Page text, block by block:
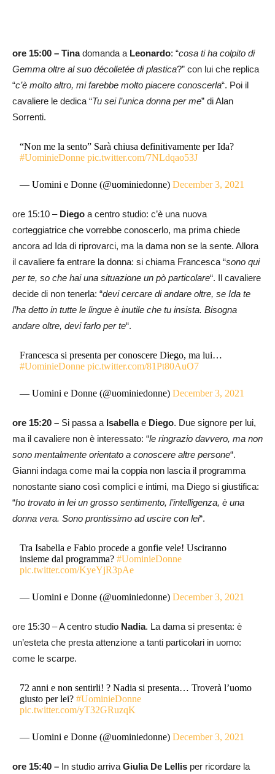
ore 15:00 – Tinadomanda a Leonardo: “cosa ti ha colpito di
Gemma oltre al suo décolletée di plastica?” con lui che replica
“c’è molto altro, mi farebbe molto piacere conoscerla“. Poi il
cavaliere le dedica “Tu sei l’unica donna per me” di Alan
Sorrenti.
“Non me la sento” Sarà chiusa definitivamente per Ida?
#UominieDonne pic.twitter.com/7NLdqao53J
— Uomini e Donne (@uominiedonne)December 3, 2021
ore 15:10 – Diego a centro studio: c’è una nuova
corteggiatrice che vorrebbe conoscerlo, ma prima chiede
ancora ad Ida di riprovarci, ma la dama non se la sente. Allora
il cavaliere fa entrare la donna: si chiama Francesca “sono qui
per te, so che hai una situazione un pò particolare“. Il cavaliere
decide di non tenerla: “devi cercare di andare oltre, se Ida te
l’ha detto in tutte le lingue è inutile che tu insista. Bisogna
andare oltre, devi farlo per te“.
Francesca si presenta per conoscere Diego, ma lui…
#UominieDonne pic.twitter.com/81Pt80AuO7
— Uomini e Donne (@uominiedonne)December 3, 2021
ore 15:20 – Si passa a Isabellae Diego. Due signore per lui,
ma il cavaliere non è interessato: “le ringrazio davvero, ma non
sono mentalmente orientato a conoscere altre persone“.
Gianni indaga come mai la coppia non lascia il programma
nonostante siano così complici e intimi, ma Diego si giustifica:
“ho trovato in lei un grosso sentimento, l’intelligenza, è una
donna vera. Sono prontissimo ad uscire con lei“.
Tra Isabella e Fabio procede a gonfie vele! Usciranno
insieme dal programma?#UominieDonne
pic.twitter.com/KyeYjR3pAe
— Uomini e Donne (@uominiedonne)December 3, 2021
ore 15:30 – A centro studio Nadia. La dama si presenta: è
un’esteta che presta attenzione a tanti particolari in uomo:
come le scarpe.
72 anni e non sentirli! ? Nadia si presenta… Troverà l’uomo
giusto per lei?#UominieDonne
pic.twitter.com/yT32GRuzqK
— Uomini e Donne (@uominiedonne)December 3, 2021
ore 15:40 – In studio arrivaGiulia De Lellis per ricordare la